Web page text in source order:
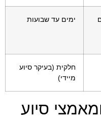
ימים עד שבועות
חלקית (בעיקר סיוע
מיידי)
סיוע